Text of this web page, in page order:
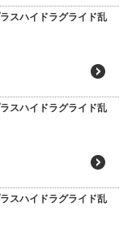
スハイドラグライド乱
スハイドラグライド乱
スハイドラグライド乱